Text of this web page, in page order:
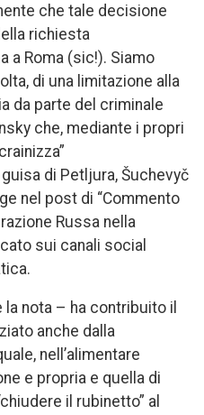
che tale decisione
richiesta
a Roma (sic!). Siamo
di una limitazione alla
da parte del criminale
che, mediante i propri
di Petljura, Šuchevyč
nel post di “Commento
Russa nella
sui canali social
nota – ha contribuito il
anche dalla
nell’alimentare
e propria e quella di
il rubinetto” al